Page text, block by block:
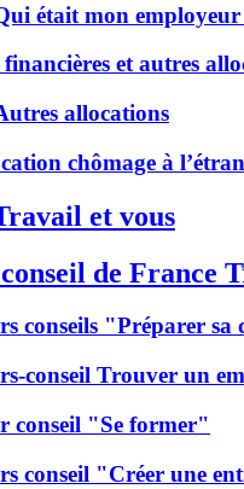
était mon employeur
et autres
allocations
chômage à
et vous
de France
conseils "Préparer
conseil Trouver un
conseil "Se former"
conseil "Créer une